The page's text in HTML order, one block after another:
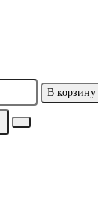
В корзину